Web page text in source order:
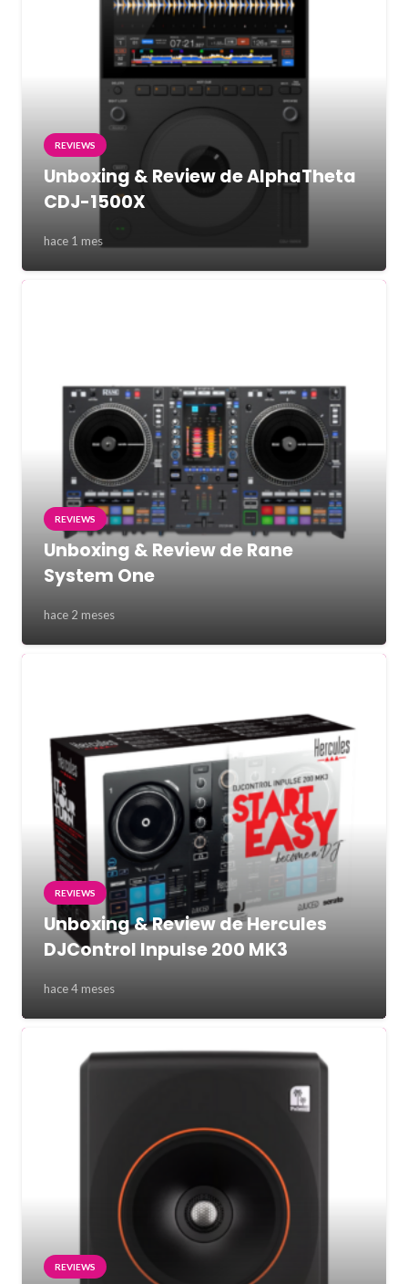
REVIEWS
Unboxing & Review de AlphaTheta
CDJ-1500X
hace 1 mes
REVIEWS
Unboxing & Review de Rane
System One
hace 2 meses
REVIEWS
Unboxing & Review de Hercules
DJControl Inpulse 200 MK3
hace 4 meses
REVIEWS